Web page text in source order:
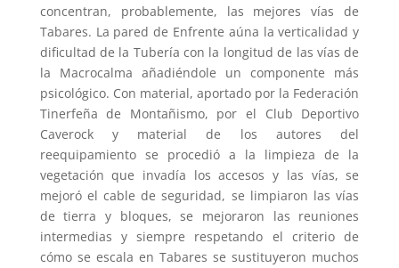
concentran, probablemente, las mejores vías de
Tabares. La pared de Enfrente aúna la verticalidad y
dificultad de la Tubería con la longitud de las vías de
la Macrocalma añadiéndole un componente más
psicológico. Con material, aportado por la Federación
Tinerfeña de Montañismo, por el Club Deportivo
Caverock y material de los autores del
reequipamiento se procedió a la limpieza de la
vegetación que invadía los accesos y las vías, se
mejoró el cable de seguridad, se limpiaron las vías
de tierra y bloques, se mejoraron las reuniones
intermedias y siempre respetando el criterio de
cómo se escala en Tabares se sustituyeron muchos